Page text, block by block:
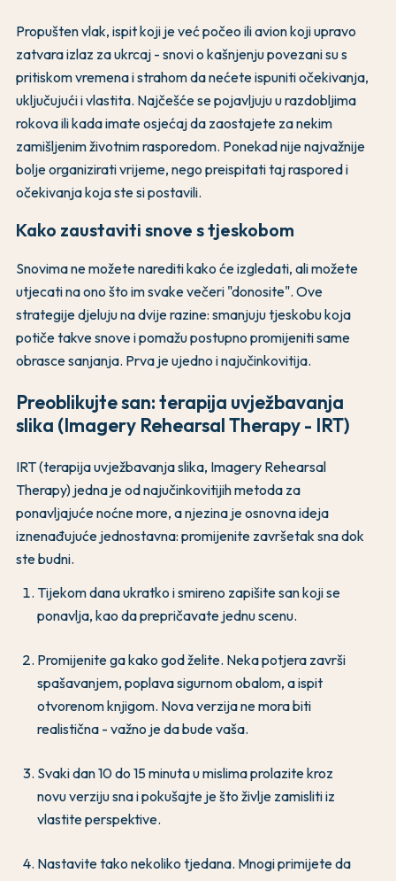
Propušten vlak, ispit koji je već počeo ili avion koji upravo
zatvara izlaz za ukrcaj - snovi o kašnjenju povezani su s
pritiskom vremena i strahom da nećete ispuniti očekivanja,
uključujući i vlastita. Najčešće se pojavljuju u razdobljima
rokova ili kada imate osjećaj da zaostajete za nekim
zamišljenim životnim rasporedom. Ponekad nije najvažnije
bolje organizirati vrijeme, nego preispitati taj raspored i
očekivanja koja ste si postavili.
Kako zaustaviti snove s tjeskobom
Snovima ne možete narediti kako će izgledati, ali možete
utjecati na ono što im svake večeri "donosite". Ove
strategije djeluju na dvije razine: smanjuju tjeskobu koja
potiče takve snove i pomažu postupno promijeniti same
obrasce sanjanja. Prva je ujedno i najučinkovitija.
Preoblikujte san: terapija uvježbavanja
slika (Imagery Rehearsal Therapy - IRT)
IRT (terapija uvježbavanja slika, Imagery Rehearsal
Therapy) jedna je od najučinkovitijih metoda za
ponavljajuće noćne more, a njezina je osnovna ideja
iznenađujuće jednostavna: promijenite završetak sna dok
ste budni.
Tijekom dana ukratko i smireno zapišite san koji se
ponavlja, kao da prepričavate jednu scenu.
Promijenite ga kako god želite. Neka potjera završi
spašavanjem, poplava sigurnom obalom, a ispit
otvorenom knjigom. Nova verzija ne mora biti
realistična - važno je da bude vaša.
Svaki dan 10 do 15 minuta u mislima prolazite kroz
novu verziju sna i pokušajte je što življe zamisliti iz
vlastite perspektive.
Nastavite tako nekoliko tjedana. Mnogi primijete da